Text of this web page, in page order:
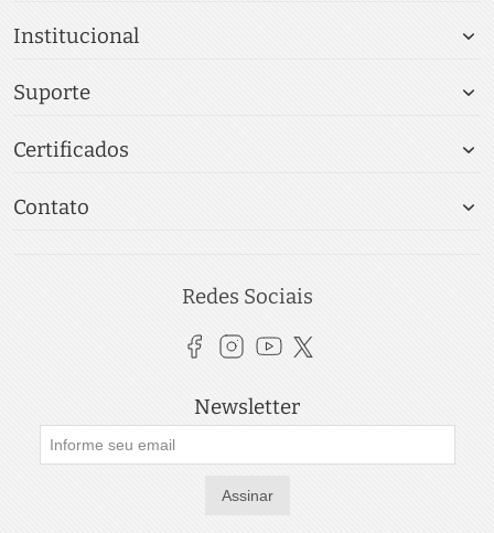
Institucional
Suporte
Certificados
Contato
Redes Sociais
Newsletter
Assinar